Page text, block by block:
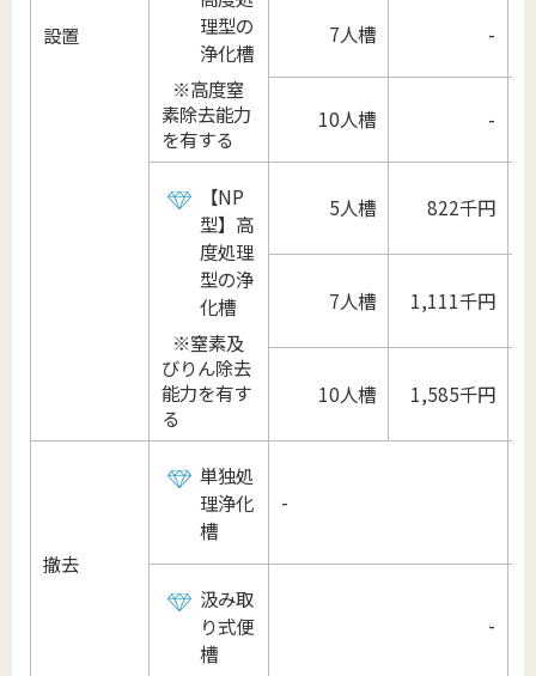
設置
理型の
浄化槽
※高度窒
素除去能力
を有する
7人槽 -
10人槽 -
【NP
型】高
度処理
型の浄
化槽
※窒素及
びりん除去
能力を有す
る
5人槽 822千円
7人槽 1,111千円
10人槽 1,585千円
撤去
単独処
理浄化
槽
-
汲み取
り式便
槽
-